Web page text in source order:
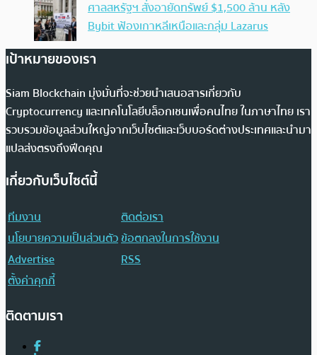
ศาลสหรัฐฯ สั่งอายัดทรัพย์ $1,500 ล้าน หลัง
Bybit ฟ้องเกาหลีเหนือและกลุ่ม Lazarus
เป้าหมายของเรา
Siam Blockchain มุ่งมั่นที่จะช่วยนำเสนอสารเกี่ยวกับ
Cryptocurrency และเทคโนโลยีบล็อกเชนเพื่อคนไทย ในภาษาไทย เรา
รวบรวมข้อมูลส่วนใหญ่จากเว็บไซต์และเว็บบอร์ดต่างประเทศและนำมา
แปลส่งตรงถึงฟีดคุณ
เกี่ยวกับเว็บไซต์นี้
ทีมงาน
ติดต่อเรา
นโยบายความเป็นส่วนตัวข้อตกลงในการใช้งาน
Advertise
RSS
ตั้งค่าคุกกี้
ติดตามเรา